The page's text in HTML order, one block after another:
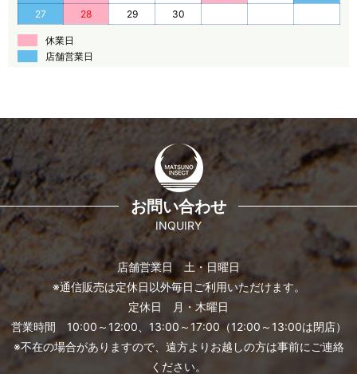
27
28 29 30
休業日
店舗営業日
お問い合わせ
INQUIRY
店舗営業日 土・日曜日
※通信販売は定休日以外毎日ご利用いただけます。
定休日 月・木曜日
営業時間 10:00～12:00、13:00～17:00（12:00～13:00は閉店）
※不在の場合がありますので、遠方よりお越しの方は事前にご連絡
ください。